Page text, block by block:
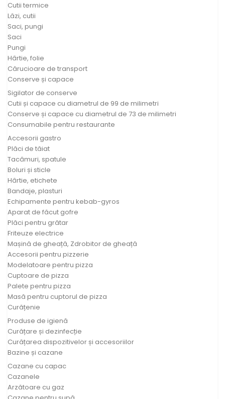
Cutii termice
Lăzi, cutii
Saci, pungi
Saci
Pungi
Hârtie, folie
Cărucioare de transport
Conserve și capace
Sigilator de conserve
Cutii și capace cu diametrul de 99 de milimetri
Conserve și capace cu diametrul de 73 de milimetri
Consumabile pentru restaurante
Accesorii gastro
Plăci de tăiat
Tacâmuri, spatule
Boluri și sticle
Hârtie, etichete
Bandaje, plasturi
Echipamente pentru kebab-gyros
Aparat de făcut gofre
Plăci pentru grătar
Friteuze electrice
Mașină de gheață, Zdrobitor de gheață
Accesorii pentru pizzerie
Modelatoare pentru pizza
Cuptoare de pizza
Palete pentru pizza
Masă pentru cuptorul de pizza
Curățenie
Produse de igienă
Curățare și dezinfecție
Curățarea dispozitivelor și accesoriilor
Bazine și cazane
Cazane cu capac
Cazanele
Arzătoare cu gaz